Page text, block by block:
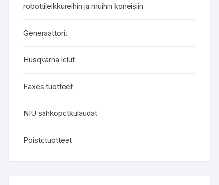
robottileikkureihin ja muihin koneisiin
Generaattorit
Husqvarna lelut
Faxes tuotteet
NIU sähköpotkulaudat
Poistotuotteet